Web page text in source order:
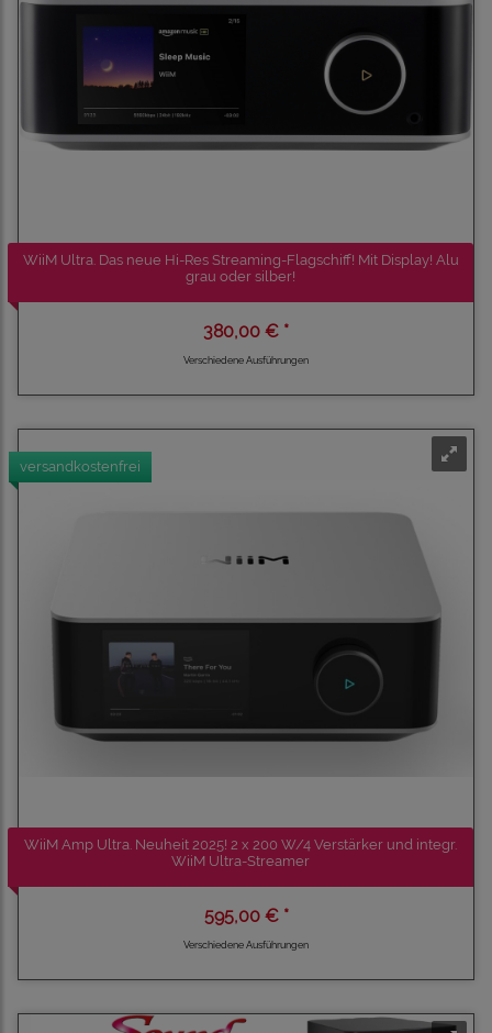
WiiM Ultra. Das neue Hi-Res Streaming-Flagschiff! Mit Display! Alu
grau oder silber!
380,00 € *
Verschiedene Ausführungen
versandkostenfrei
WiiM Amp Ultra. Neuheit 2025! 2 x 200 W/4 Verstärker und integr.
WiiM Ultra-Streamer
595,00 € *
Verschiedene Ausführungen